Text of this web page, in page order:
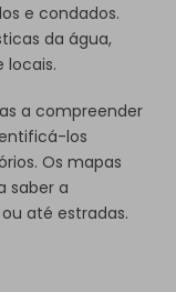
e condados.
da água,
locais.
a compreender
los
Os mapas
saber a
até estradas.